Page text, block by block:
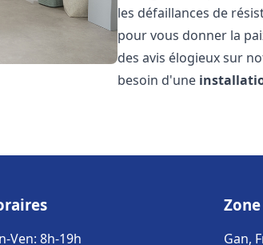
les défaillances de
pour vous donner la
des avis élogieux sur
besoin d'une
Ven: 8h-19h Gan,